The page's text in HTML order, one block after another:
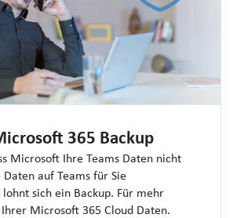
365 Backup
Microsoft Ihre Teams Daten nicht
Daten auf Teams für Sie
lohnt sich ein Backup. Für mehr
Microsoft 365 Cloud Daten.